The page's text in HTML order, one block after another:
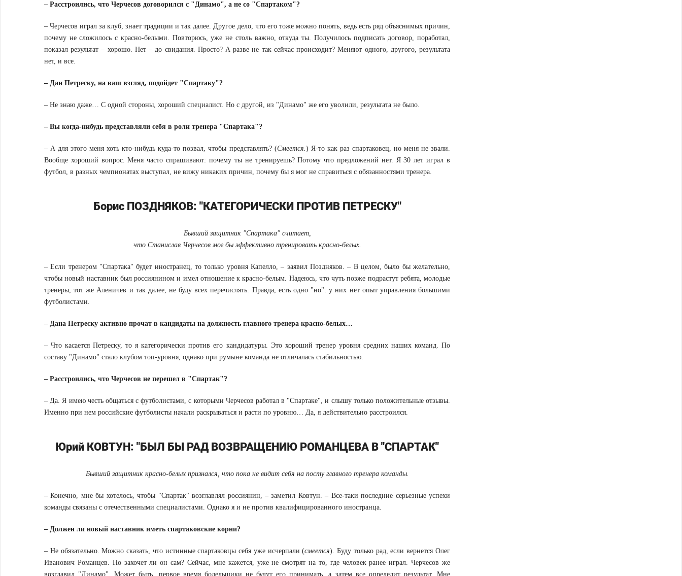
– Расстроились, что Черчесов договорился с "Динамо", а не со "Спартаком"?
– Черчесов играл за клуб, знает традиции и так далее. Другое дело, что его тоже можно понять, ведь есть ряд объяснимых причин,
почему не сложилось с красно-белыми. Повторюсь, уже не столь важно, откуда ты. Получилось подписать договор, поработал,
показал результат – хорошо. Нет – до свидания. Просто? А разве не так сейчас происходит? Меняют одного, другого, результата
нет, и все.
– Дан Петреску, на ваш взгляд, подойдет "Спартаку"?
– Не знаю даже… С одной стороны, хороший специалист. Но с другой, из "Динамо" же его уволили, результата не было.
– Вы когда-нибудь представляли себя в роли тренера "Спартака"?
– А для этого меня хоть кто-нибудь куда-то позвал, чтобы представлять? (Смеется.) Я-то как раз спартаковец, но меня не звали.
Вообще хороший вопрос. Меня часто спрашивают: почему ты не тренируешь? Потому что предложений нет. Я 30 лет играл в
футбол, в разных чемпионатах выступал, не вижу никаких причин, почему бы я мог не справиться с обязанностями тренера.
Борис ПОЗДНЯКОВ: "КАТЕГОРИЧЕСКИ ПРОТИВ ПЕТРЕСКУ"
Бывший защитник "Спартака" считает,
что Станислав Черчесов мог бы эффективно тренировать красно-белых.
– Если тренером "Спартака" будет иностранец, то только уровня Капелло, – заявил Поздняков. – В целом, было бы желательно,
чтобы новый наставник был россиянином и имел отношение к красно-белым. Надеюсь, что чуть позже подрастут ребята, молодые
тренеры, тот же Аленичев и так далее, не буду всех перечислять. Правда, есть одно "но": у них нет опыт управления большими
футболистами.
– Дана Петреску активно прочат в кандидаты на должность главного тренера красно-белых…
– Что касается Петреску, то я категорически против его кандидатуры. Это хороший тренер уровня средних наших команд. По
составу "Динамо" стало клубом топ-уровня, однако при румыне команда не отличалась стабильностью.
– Расстроились, что Черчесов не перешел в "Спартак"?
– Да. Я имею честь общаться с футболистами, с которыми Черчесов работал в "Спартаке", и слышу только положительные отзывы.
Именно при нем российские футболисты начали раскрываться и расти по уровню… Да, я действительно расстроился.
Юрий КОВТУН: "БЫЛ БЫ РАД ВОЗВРАЩЕНИЮ РОМАНЦЕВА В "СПАРТАК"
Бывший защитник красно-белых признался, что пока не видит себя на посту главного тренера команды.
– Конечно, мне бы хотелось, чтобы "Спартак" возглавлял россиянин, – заметил Ковтун. – Все-таки последние серьезные успехи
команды связаны с отечественными специалистами. Однако я и не против квалифицированного иностранца.
– Должен ли новый наставник иметь спартаковские корни?
– Не обязательно. Можно сказать, что истинные спартаковцы себя уже исчерпали (смеется). Буду только рад, если вернется Олег
Иванович Романцев. Но захочет ли он сам? Сейчас, мне кажется, уже не смотрят на то, где человек ранее играл. Черчесов же
возглавил "Динамо". Может быть, первое время болельщики не будут его принимать, а затем все определит результат. Мне